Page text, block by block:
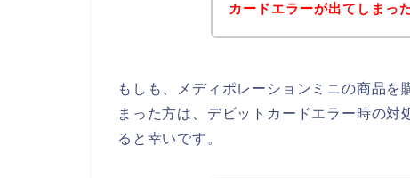
カードエラーが出てしまっ
もしも、メディポレーションミニの商品
まった方は、デビットカードエラー時の
ると幸いです。